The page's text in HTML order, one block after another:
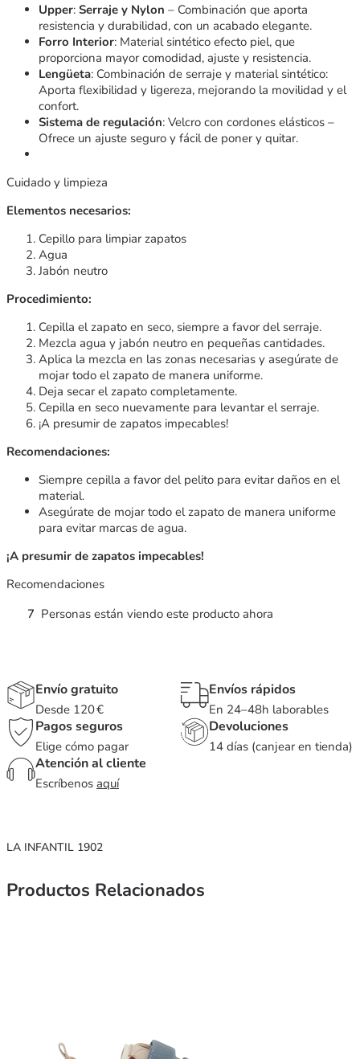
Upper: Serraje y Nylon – Combinación que aporta
resistencia y durabilidad, con un acabado elegante.
Forro Interior: Material sintético efecto piel, que
proporciona mayor comodidad, ajuste y resistencia.
Lengüeta: Combinación de serraje y material sintético:
Aporta flexibilidad y ligereza, mejorando la movilidad y el
confort.
Sistema de regulación: Velcro con cordones elásticos –
Ofrece un ajuste seguro y fácil de poner y quitar.
Cuidado y limpieza
Elementos necesarios:
Cepillo para limpiar zapatos
Agua
Jabón neutro
Procedimiento:
Cepilla el zapato en seco, siempre a favor del serraje.
Mezcla agua y jabón neutro en pequeñas cantidades.
Aplica la mezcla en las zonas necesarias y asegúrate de
mojar todo el zapato de manera uniforme.
Deja secar el zapato completamente.
Cepilla en seco nuevamente para levantar el serraje.
¡A presumir de zapatos impecables!
Recomendaciones:
Siempre cepilla a favor del pelito para evitar daños en el
material.
Asegúrate de mojar todo el zapato de manera uniforme
para evitar marcas de agua.
¡A presumir de zapatos impecables!
Recomendaciones
7 Personas están viendo este producto ahora
Envío gratuito
Desde 120 €
Envíos rápidos
En 24–48h laborables
Pagos seguros
Elige cómo pagar
Devoluciones
14 días (canjear en tienda)
Atención al cliente
Escríbenos aquí
LA INFANTIL 1902
Productos Relacionados